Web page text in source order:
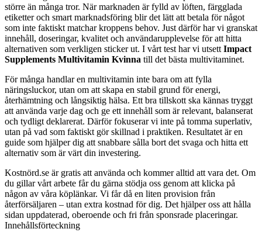
större än många tror. När marknaden är fylld av löften, färgglada
etiketter och smart marknadsföring blir det lätt att betala för något
som inte faktiskt matchar kroppens behov. Just därför har vi granskat
innehåll, doseringar, kvalitet och användarupplevelse för att hitta
alternativen som verkligen sticker ut. I vårt test har vi utsett Impact
Supplements Multivitamin Kvinna till det bästa multivitaminet.
För många handlar en multivitamin inte bara om att fylla
näringsluckor, utan om att skapa en stabil grund för energi,
återhämtning och långsiktig hälsa. Ett bra tillskott ska kännas tryggt
att använda varje dag och ge ett innehåll som är relevant, balanserat
och tydligt deklarerat. Därför fokuserar vi inte på tomma superlativ,
utan på vad som faktiskt gör skillnad i praktiken. Resultatet är en
guide som hjälper dig att snabbare sålla bort det svaga och hitta ett
alternativ som är värt din investering.
Kostnörd.se är gratis att använda och kommer alltid att vara det. Om
du gillar vårt arbete får du gärna stödja oss genom att klicka på
någon av våra köplänkar. Vi får då en liten provision från
återförsäljaren – utan extra kostnad för dig. Det hjälper oss att hålla
sidan uppdaterad, oberoende och fri från sponsrade placeringar.
Innehållsförteckning